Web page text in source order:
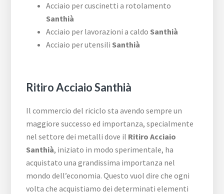
Acciaio per cuscinetti a rotolamento
Santhià
Acciaio per lavorazioni a caldo Santhià
Acciaio per utensili Santhià
Ritiro Acciaio Santhià
Il commercio del riciclo sta avendo sempre un
maggiore successo ed importanza, specialmente
nel settore dei metalli dove il Ritiro Acciaio
Santhià, iniziato in modo sperimentale, ha
acquistato una grandissima importanza nel
mondo dell’economia. Questo vuol dire che ogni
volta che acquistiamo dei determinati elementi